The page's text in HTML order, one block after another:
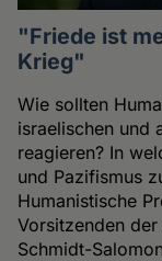
"Friede ist
Krieg"
Wie sollten
israelischen und
reagieren? In
und Pazifismus
Humanistische
Vorsitzenden
Schmidt-